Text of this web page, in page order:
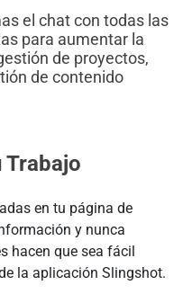
el chat con todas las
para aumentar la
de proyectos,
de contenido
Trabajo
en tu página de
y nunca
hacen que sea fácil
la aplicación Slingshot.